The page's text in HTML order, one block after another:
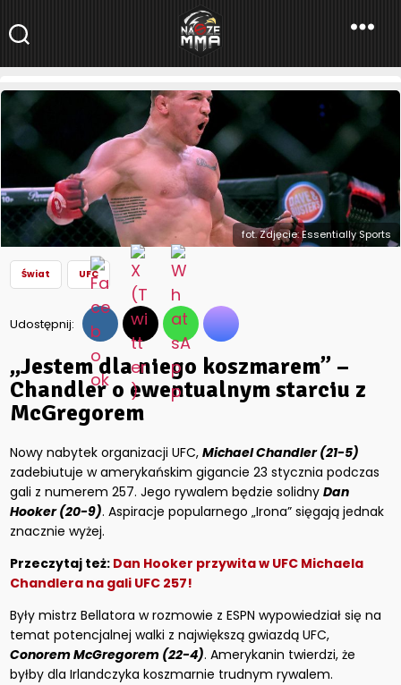
NaszeMMA
NaszeMMA.pl»Aktualności»Świat»UFC»„Jestem dla niego
koszmarem” – Chandler o ewentualnym starciu z
McGregorem
fot. Zdjęcie: Essentially Sports
Świat UFC
Udostępnij:
„Jestem dla niego koszmarem” –
Chandler o ewentualnym starciu z
McGregorem
Nowy nabytek organizacji UFC,Michael Chandler (21-5)
zadebiutuje w amerykańskim gigancie 23 stycznia podczas
gali z numerem 257. Jego rywalem będzie solidnyDan
Hooker (20-9). Aspiracje popularnego „Irona” sięgają jednak
znacznie wyżej.
Przeczytaj też: Dan Hooker przywita w UFC Michaela
Chandlera na gali UFC 257!
Były mistrz Bellatora w rozmowie z ESPN wypowiedział się na
temat potencjalnej walki z największą gwiazdą UFC,
Conorem McGregorem (22-4). Amerykanin twierdzi, że
byłby dla Irlandczyka koszmarnie trudnym rywalem.